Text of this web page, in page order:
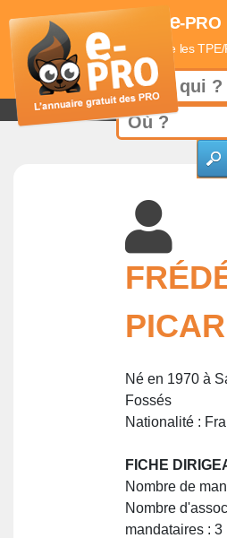
e-PRO
L'annuaire qui référence les
Né en 1970 à
Fossés
Nationalité :
FICHE
Nombre de
Nombre
mandataires : 3